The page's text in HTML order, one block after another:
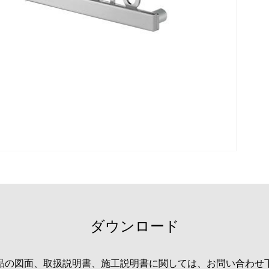
ダウンロード
の図面、取扱説明書、施工説明書に関しては、お問い合わせ